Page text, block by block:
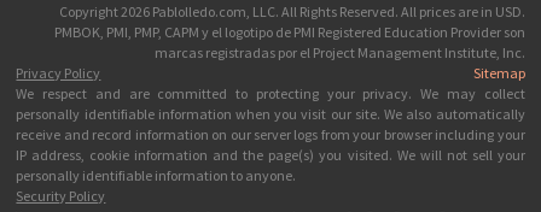
Copyright2026 Pablolledo.com, LLC. All Rights Reserved.
PMBOK, PMI, PMP, CAPM y el logotipo de PMI Registered Education Provider son
marcas registradas por el Project Management Institute, Inc.
Privacy Policy
We respect and are committed to protecting your privacy. We may collect
personally identifiable information when you visit our site. We also automatically
receive and record information on our server logs from your browser including your
IP address, cookie information and the page(s) you visited. We will not sell your
personally identifiable information to anyone.
Security Policy
All prices are in USD.
Sitemap